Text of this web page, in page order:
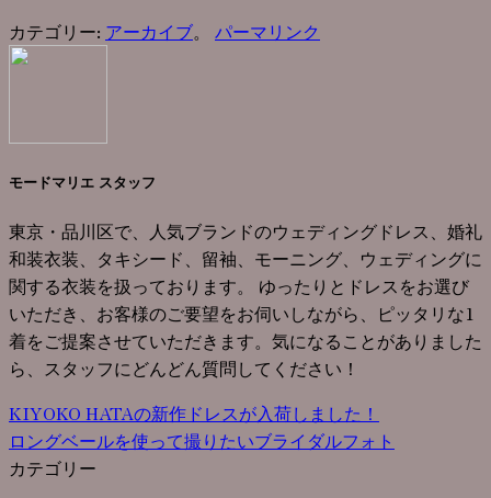
カテゴリー: アーカイブ。 パーマリンク
モードマリエ スタッフ
東京・品川区で、人気ブランドのウェディングドレス、婚礼
和装衣装、タキシード、留袖、モーニング、ウェディングに
関する衣装を扱っております。 ゆったりとドレスをお選び
いただき、お客様のご要望をお伺いしながら、ピッタリな1
着をご提案させていただきます。気になることがありました
ら、スタッフにどんどん質問してください！
KIYOKO HATAの新作ドレスが入荷しました！
ロングベールを使って撮りたいブライダルフォト
カテゴリー